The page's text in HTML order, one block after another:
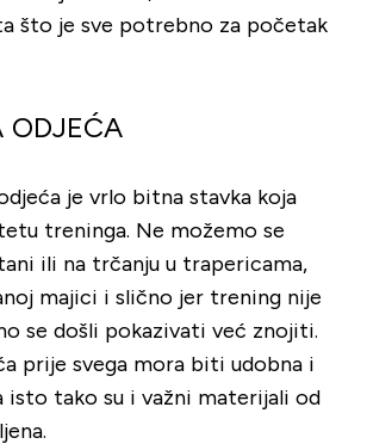
što je sve potrebno za početak
ODJEĆA
je vrlo bitna stavka koja
treninga. Ne možemo se
ili na trčanju u trapericama,
majici i slično jer trening nije
se došli pokazivati već znojiti.
prije svega mora biti udobna i
isto tako su i važni materijali od